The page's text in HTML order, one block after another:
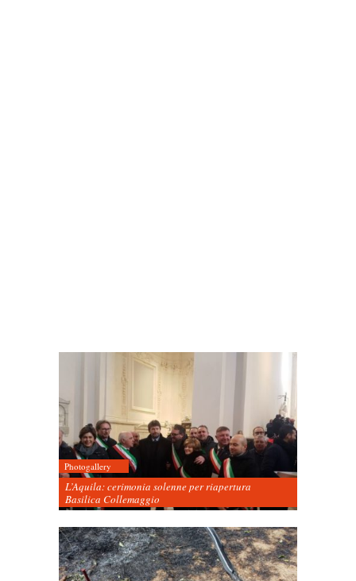
Photogallery
L’Aquila: cerimonia solenne per riapertura
Basilica Collemaggio